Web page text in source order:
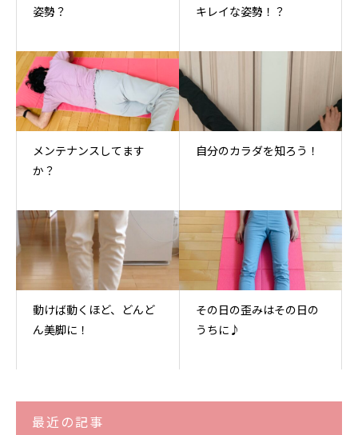
姿勢？
キレイな姿勢！？
メンテナンスしてます
か？
自分のカラダを知ろう！
動けば動くほど、どんど
ん美脚に！
その日の歪みはその日の
うちに♪
最近の記事